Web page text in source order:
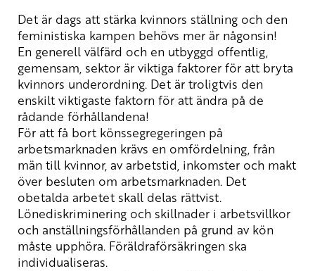
Det är dags att stärka kvinnors ställning och den
feministiska kampen behövs mer är någonsin!
En generell välfärd och en utbyggd offentlig,
gemensam, sektor är viktiga faktorer för att bryta
kvinnors underordning. Det är troligtvis den
enskilt viktigaste faktorn för att ändra på de
rådande förhållandena!
För att få bort könssegregeringen på
arbetsmarknaden krävs en omfördelning, från
män till kvinnor, av arbetstid, inkomster och makt
över besluten om arbetsmarknaden. Det
obetalda arbetet skall delas rättvist.
Lönediskriminering och skillnader i arbetsvillkor
och anställningsförhållanden på grund av kön
måste upphöra. Föräldraförsäkringen ska
individualiseras.